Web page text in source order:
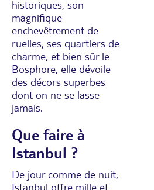
historiques, son
magnifique
enchevêtrement de
ruelles, ses quartiers de
charme, et bien sûr le
Bosphore, elle dévoile
des décors superbes
dont on ne se lasse
jamais.
Que faire à
Istanbul ?
De jour comme de nuit,
Istanbul offre mille et